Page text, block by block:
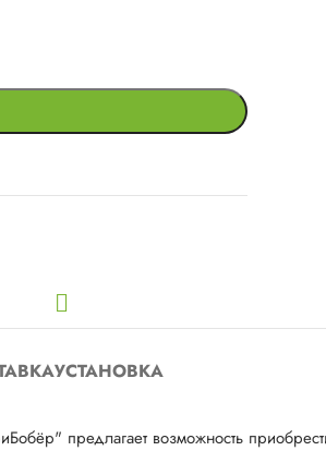
УСТАНОВКА
предлагает возможность